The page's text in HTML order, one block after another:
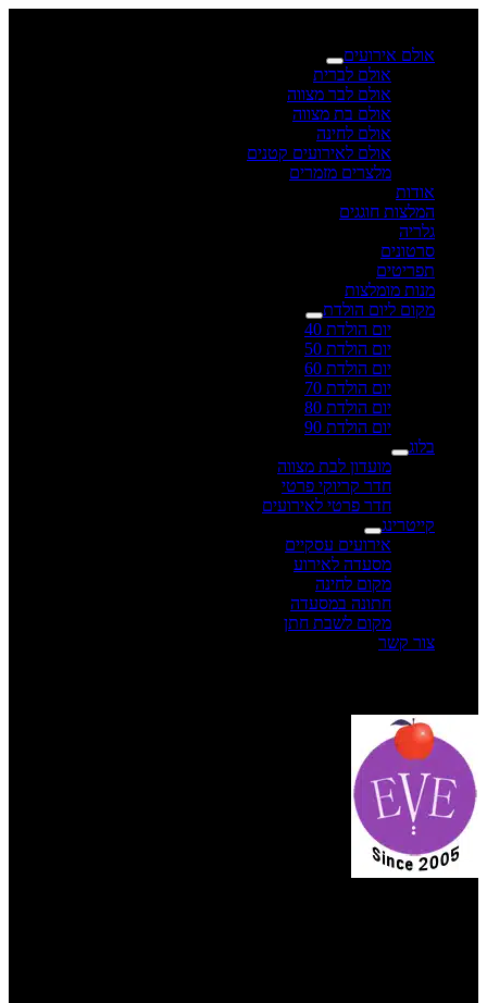
אולם אירועים
אולם לברית
אולם לבר מצווה
אולם בת מצווה
אולם לחינה
אולם לאירועים קטנים
מלצרים מזמרים
אודות
המלצות חוגגים
גלריה
סרטונים
תפריטים
מנות מומלצות
מקום ליום הולדת
יום הולדת 40
יום הולדת 50
יום הולדת 60
יום הולדת 70
יום הולדת 80
יום הולדת 90
בלוג
מועדון לבת מצווה
חדר קריוקי פרטי
חדר פרטי לאירועים
קייטרינג
אירועים עסקיים
מסעדה לאירוע
מקום לחינה
חתונה במסעדה
מקום לשבת חתן
צור קשר